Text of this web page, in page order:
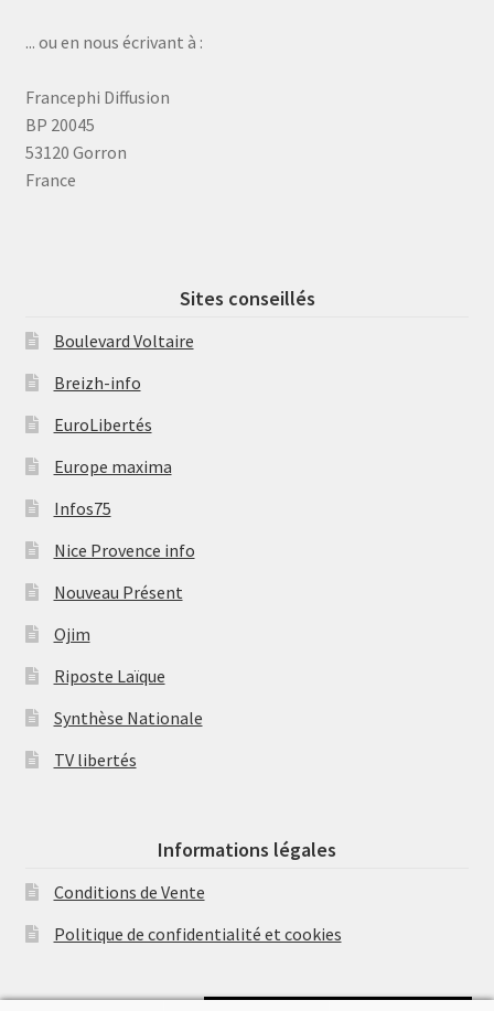
... ou en nous écrivant à :
Francephi Diffusion
BP 20045
53120 Gorron
France
Sites conseillés
Boulevard Voltaire
Breizh-info
EuroLibertés
Europe maxima
Infos75
Nice Provence info
Nouveau Présent
Ojim
Riposte Laïque
Synthèse Nationale
TV libertés
Informations légales
Conditions de Vente
Politique de confidentialité et cookies